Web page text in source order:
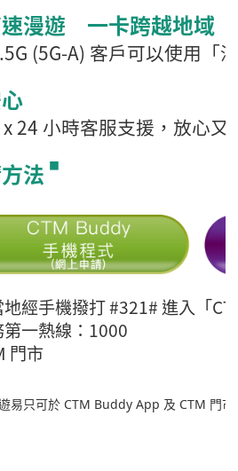
漫遊 一卡跨越地域
(5G-A) 客戶可以使用「
24 小時客服支援，放心又
法 ■
經手機撥打 #321# 進入「
一熱線：1000
門市
易只可於 CTM Buddy App 及 CTM 門市